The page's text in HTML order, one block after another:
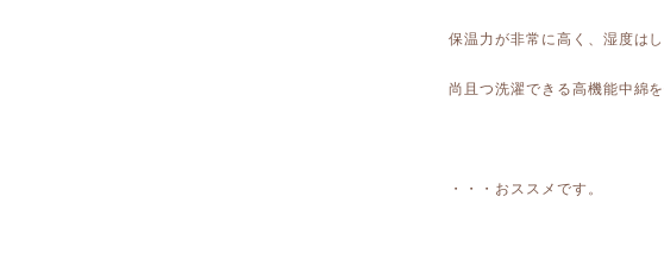
保温力が非常に高く、湿度は
尚且つ洗濯できる高機能中綿
・・・おススメです。